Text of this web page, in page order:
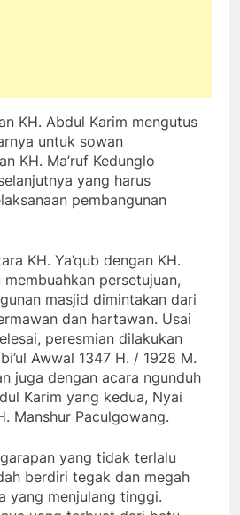
KH. Abdul Karim mengutus
untuk sowan
KH. Ma’ruf Kedunglo
yang harus
pembangunan
KH. Ya’qub dengan KH.
membuahkan persetujuan,
masjid dimintakan dari
dan hartawan. Usai
peresmian dilakukan
Awwal 1347 H. / 1928 M.
juga dengan acara ngunduh
Karim yang kedua, Nyai
Manshur Paculgowang.
yang tidak terlalu
berdiri tegak dan megah
yang menjulang tinggi.